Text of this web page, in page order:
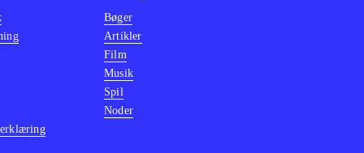
Bøger
Artikler
Film
Musik
Spil
Noder